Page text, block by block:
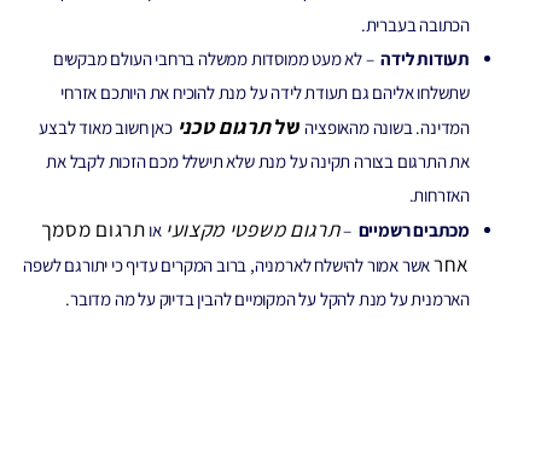
הכתובה בעברית.
תעודות לידה– לא מעט ממוסדות ממשלה ברחבי העולם מבקשים
שתשלחו אליהם גם תעודת לידה על מנת להוכיח את היותכם אזרחי
המדינה. בשונה מהאופציה שלתרגום טכני כאן חשוב מאוד לבצע
את התרגום בצורה תקינה על מנת שלא תישלל מכם הזכות לקבל את
האזרחות.
מכתבים רשמיים –תרגום משפטי מקצועי או תרגום מסמך
אחראשר אמור להישלח לארמניה, ברוב המקרים עדיף כי יתורגם לשפה
הארמנית על מנת להקל על המקומיים להבין בדיוק על מה מדובר.